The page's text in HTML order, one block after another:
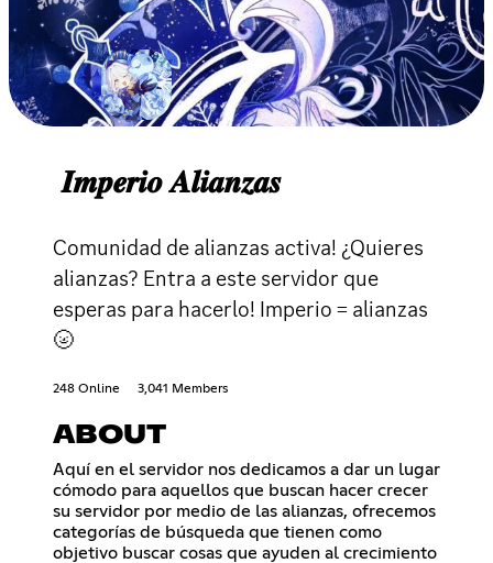
𝑰𝒎𝒑𝒆𝒓𝒊𝒐 𝑨𝒍𝒊𝒂𝒏𝒛𝒂𝒔
Comunidad de alianzas activa! ¿Quieres
alianzas? Entra a este servidor que
esperas para hacerlo! Imperio = alianzas
🌝
248 Online 3,041 Members
ABOUT
Aquí en el servidor nos dedicamos a dar un lugar
cómodo para aquellos que buscan hacer crecer
su servidor por medio de las alianzas, ofrecemos
categorías de búsqueda que tienen como
objetivo buscar cosas que ayuden al crecimiento